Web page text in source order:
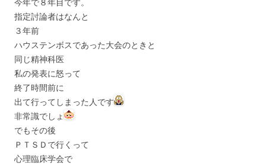
指定討論者はなんと
３年前
ハウステンボスであった大会のときと
同じ精神科医
私の発表に怒って
終了時間前に
出て行ってしまった人です
非常識でしょ
でもその後
ＰＴＳＤで行くって
心理臨床学会で